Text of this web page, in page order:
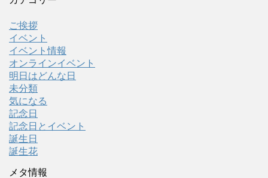
ご挨拶
イベント
イベント情報
オンラインイベント
明日はどんな日
未分類
気になる
記念日
記念日とイベント
誕生日
誕生花
メタ情報